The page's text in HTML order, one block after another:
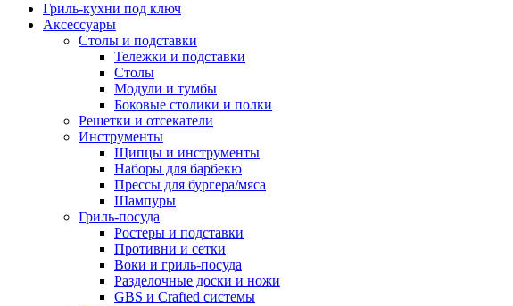
Гриль-кухни под ключ
Аксессуары
Столы и подставки
Тележки и подставки
Столы
Модули и тумбы
Боковые столики и полки
Решетки и отсекатели
Инструменты
Щипцы и инструменты
Наборы для барбекю
Прессы для бургера/мяса
Шампуры
Гриль-посуда
Ростеры и подставки
Противни и сетки
Воки и гриль-посуда
Разделочные доски и ножи
GBS и Crafted системы